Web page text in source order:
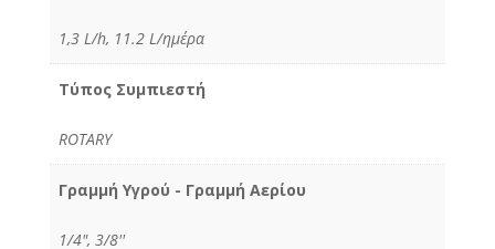
1,3 L/h, 11.2 L/ημέρα
Τύπος Συμπιεστή
ROTARY
Γραμμή Υγρού - Γραμμή Αερίου
1/4", 3/8''